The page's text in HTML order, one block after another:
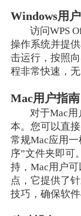
Windows用
访问WPS
操作系统并提
击运行，按照
程非常快速，无
Mac用户指南
对于Mac用
本。您可以直
常规Mac应用
序”文件夹即可
持，Mac用户
点，它提供了
技巧，确保软